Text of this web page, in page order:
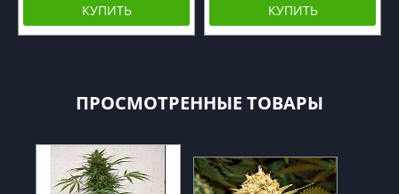
КУПИТЬ КУПИТЬ
ПРОСМОТРЕННЫЕ ТОВАРЫ